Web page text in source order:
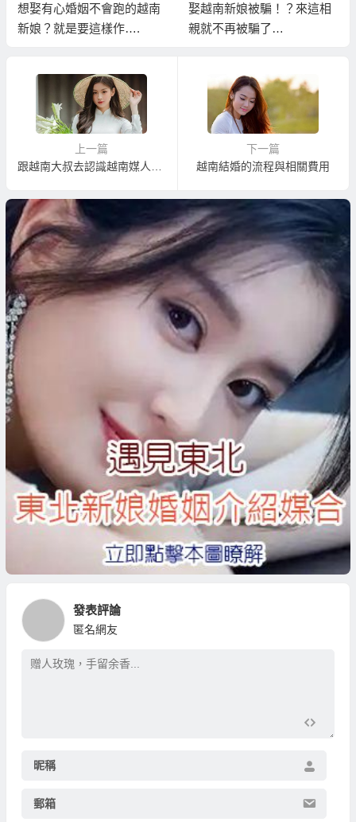
娶越南新娘被騙！？來這相
親就不再被騙了…
越南新娘在地直營協助你真
正順利娶到滿意的越南新
上一篇
下一篇
越南結婚的流程與相關費用
發表評論
匿名網友
昵稱
郵箱